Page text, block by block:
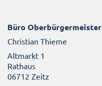
Büro Oberbürgermeister
Christian Thieme
Altmarkt 1
Rathaus
06712 Zeitz